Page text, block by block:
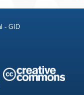
- GID